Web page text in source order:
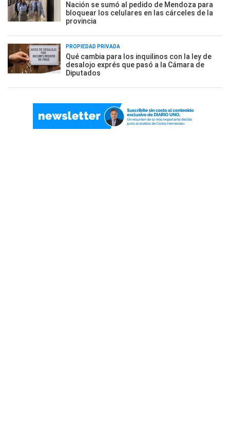
Nación se sumó al pedido de Mendoza para
bloquear los celulares en las cárceles de la
provincia
PROPIEDAD PRIVADA
Qué cambia para los inquilinos con la ley de
desalojo exprés que pasó a la Cámara de
Diputados